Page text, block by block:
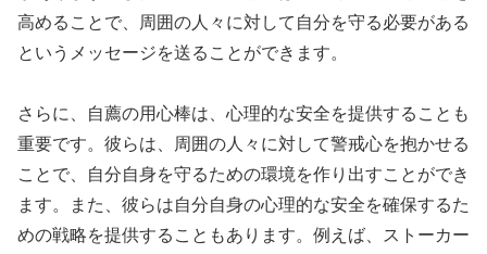
高めることで、周囲の人々に対して自分を守る必要がある
というメッセージを送ることができます。
さらに、自薦の用心棒は、心理的な安全を提供することも
重要です。彼らは、周囲の人々に対して警戒心を抱かせる
ことで、自分自身を守るための環境を作り出すことができ
ます。また、彼らは自分自身の心理的な安全を確保するた
めの戦略を提供することもあります。例えば、ストーカー